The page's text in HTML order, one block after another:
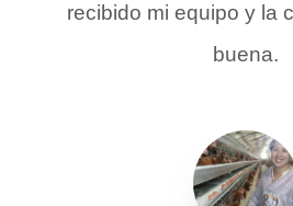
recibido mi equipo y la
buena.